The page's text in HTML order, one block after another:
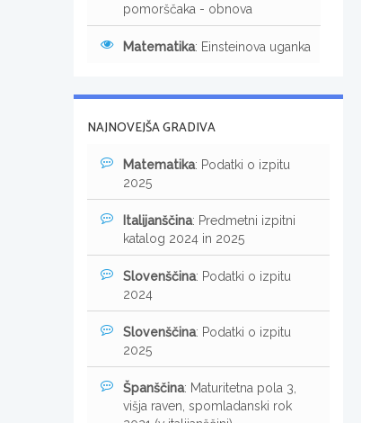
pomorščaka - obnova
Matematika: Einsteinova uganka
NAJNOVEJŠA GRADIVA
Matematika: Podatki o izpitu
2025
Italijanščina: Predmetni izpitni
katalog 2024 in 2025
Slovenščina: Podatki o izpitu
2024
Slovenščina: Podatki o izpitu
2025
Španščina: Maturitetna pola 3,
višja raven, spomladanski rok